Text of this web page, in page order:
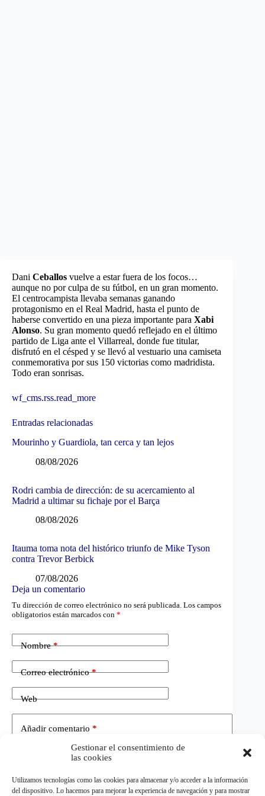
Gestionar el consentimiento de
las cookies
Utilizamos tecnologías como las cookies para almacenar y/o acceder a la información
del dispositivo. Lo hacemos para mejorar la experiencia de navegación y para mostrar
Dani Ceballos vuelve a estar fuera de los focos…
aunque no por culpa de su fútbol, en un gran momento.
El centrocampista llevaba semanas ganando
protagonismo en el Real Madrid, hasta el punto de
haberse convertido en una pieza importante para Xabi
Alonso. Su gran momento quedó reflejado en el último
partido de Liga ante el Villarreal, donde fue titular,
disfrutó en el césped y se llevó al vestuario una camiseta
conmemorativa por sus 150 victorias como madridista.
Todo eran sonrisas.
wf_cms.rss.read_more
Entradas relacionadas
Mourinho y Guardiola, tan cerca y tan lejos
08/08/2026
Rodri cambia de dirección: de su acercamiento al
Madrid a ultimar su fichaje por el Barça
08/08/2026
Itauma toma nota del histórico triunfo de Mike Tyson
contra Trevor Berbick
07/08/2026
Deja un comentario
Tu dirección de correo electrónico no será publicada. Los campos
obligatorios están marcados con *
Nombre*
Correo electrónico*
Web
Añadir comentario *